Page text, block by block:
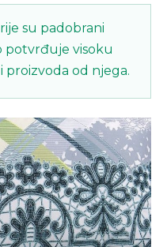
su padobrani
potvrđuje visoku
proizvoda od njega.